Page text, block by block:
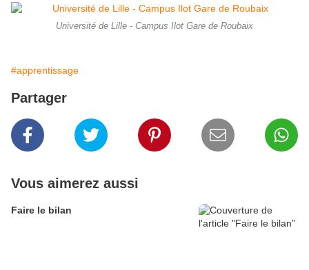
Université de Lille - Campus Ilot Gare de Roubaix
#apprentissage
Partager
Vous aimerez aussi
Faire le bilan